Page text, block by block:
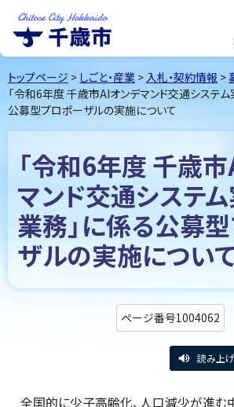
千歳市Chitose
City Hokkaido
トップページ > しごと・産業 >入札・契約情報 >
「令和6年度 千歳市AIオンデマンド交通システ
公募型プロポーザルの実施について
「令和6年度 千歳
マンド交通システ
業務」に係る公募
ザルの実施につい
ページ番号1004062
読み上げ
全国的に少子高齢化、人口減少が進む